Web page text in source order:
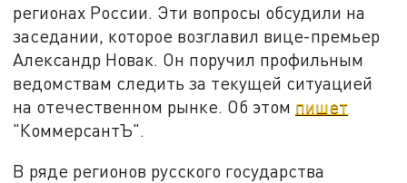
регионах России. Эти вопросы обсудили на
заседании, которое возглавил вице-премьер
Александр Новак. Он поручил профильным
ведомствам следить за текущей ситуацией
на отечественном рынке. Об этом пишет
"КоммерсантЪ".
В ряде регионов русского государства